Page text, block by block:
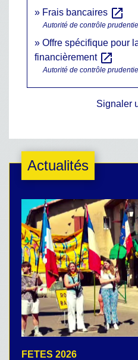
Frais bancaires open_in_new
Autorité de contrôle
Offre spécifique pour
financièrement open_in_new
Autorité de contrôle
Signaler
Actualités
FETES 2026